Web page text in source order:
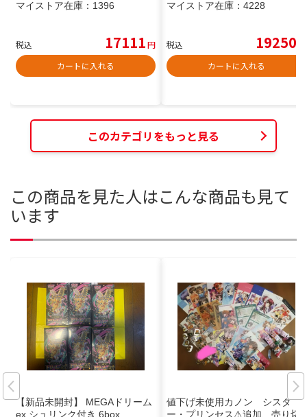
マイストア在庫： 1396
税込 17111円
カートに入れる
マイストア在庫： 4228
税込 19250
カートに入れる
このカテゴリをもっと見る
この商品を見た人はこんな商品も見て
います
【新品未開封】 MEGAドリーム
ex シュリンク付き 6box
値下げ未使用カノン シスタ
ー・プリンセス⚠追加、売り切